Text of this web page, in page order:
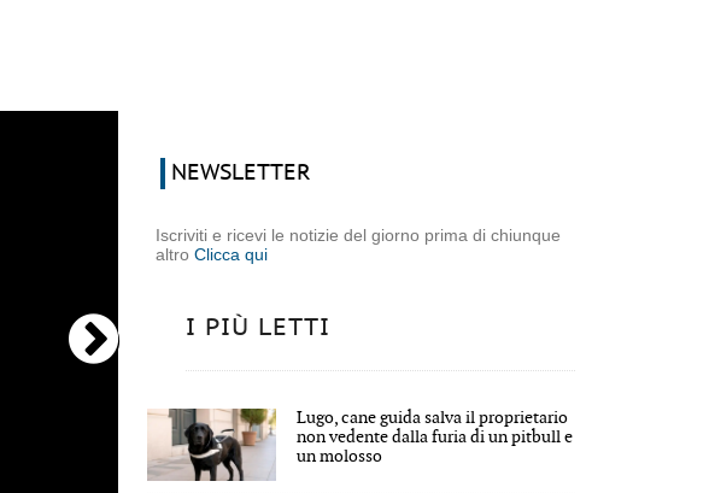
NEWSLETTER
Iscriviti e ricevi le notizie del giorno prima di chiunque
altroClicca qui
I PIÙ LETTI
Lugo, cane guida salva il proprietario
non vedente dalla furia di un pitbull e
un molosso